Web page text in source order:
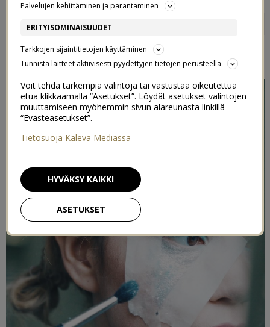
KOLMEN PÄIVÄN
FESTARIMEIKKI
10/08/2017
Palvelujen kehittäminen ja parantaminen
ERITYISOMINAISUUDET
Tarkkojen sijaintitietojen käyttäminen
Tunnista laitteet aktiivisesti pyydettyjen tietojen perusteella
Voit tehdä tarkempia valintoja tai vastustaa oikeutettua
etua klikkaamalla “Asetukset”. Löydät asetukset valintojen
muuttamiseen myöhemmin sivun alareunasta linkillä
“Evästeasetukset”.
Tietosuoja Kaleva Mediassa
ASETUKSET
HYVÄKSY KAIKKI